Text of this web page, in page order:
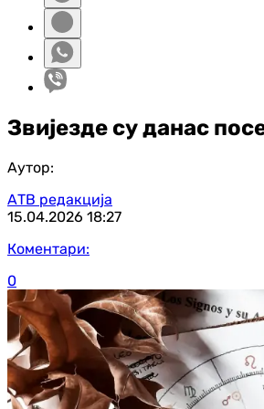
Звијезде су данас
Аутор:
АТВ редакција
15.04.2026 18:27
Коментари:
0